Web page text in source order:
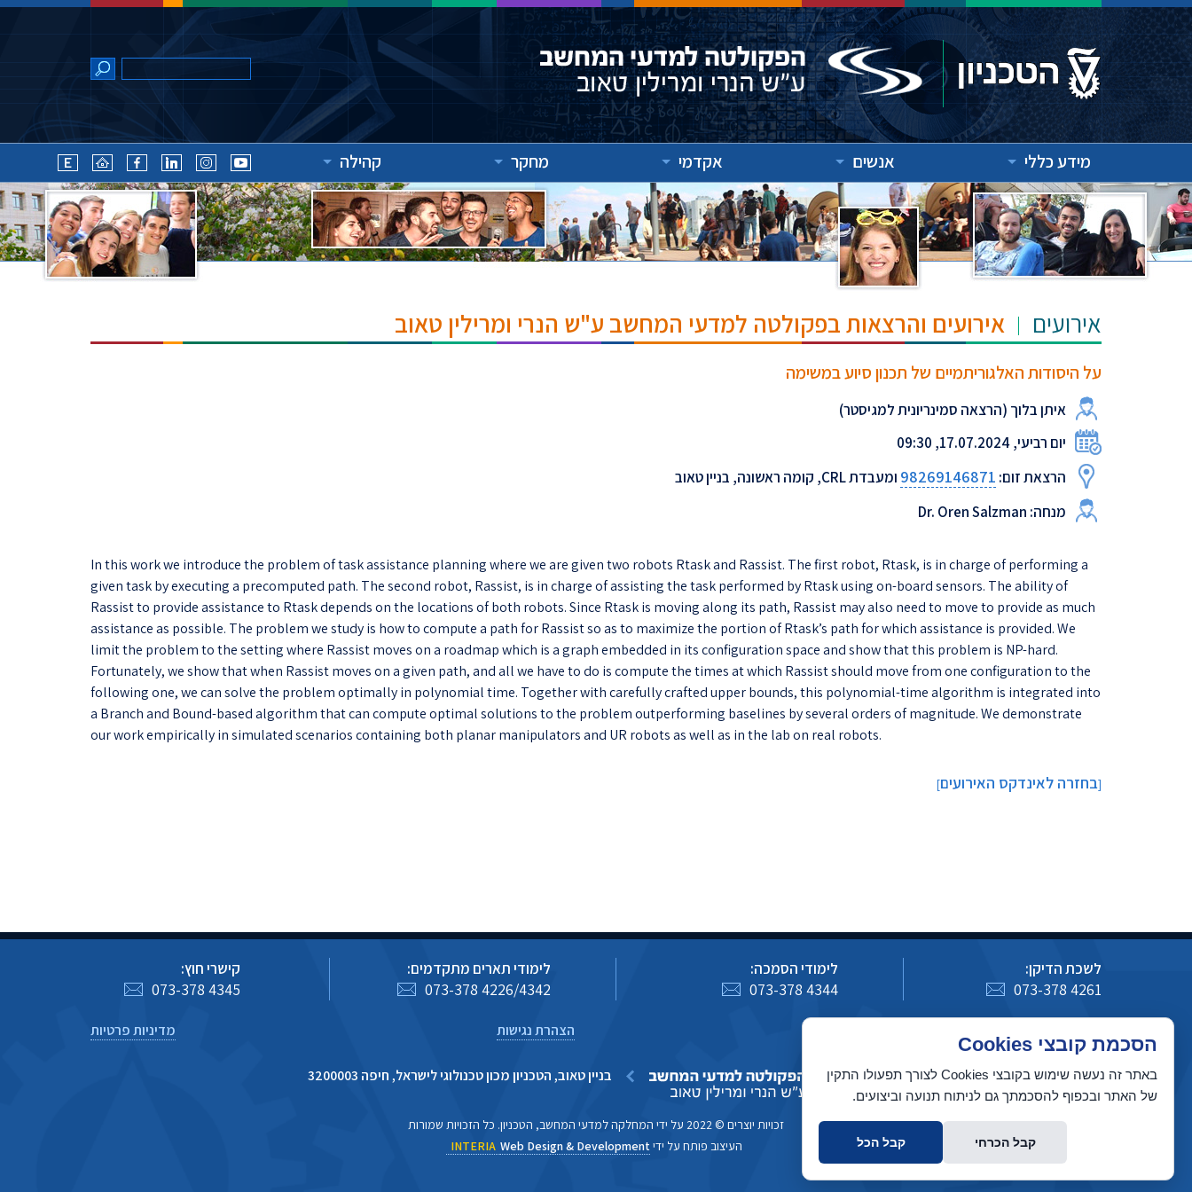
מידע כללי אנשים אקדמי מחקר קהילה
אירועים אירועים והרצאות בפקולטה למדעי המחשב ע"ש הנרי ומרילין טאוב
על היסודות האלגוריתמיים של תכנון סיוע במשימה
איתן בלוך (הרצאה סמינריונית למגיסטר)
יום רביעי, 17.07.2024, 09:30
הרצאת זום: 98269146871 ומעבדת CRL, קומה ראשונה, בניין טאוב
מנחה: Dr. Oren Salzman
In this work we introduce the problem of task assistance planning where we are given two robots Rtask and Rassist. The first robot, Rtask, is in charge of performing a
given task by executing a precomputed path. The second robot, Rassist, is in charge of assisting the task performed by Rtask using on-board sensors. The ability of
Rassist to provide assistance to Rtask depends on the locations of both robots. Since Rtask is moving along its path, Rassist may also need to move to provide as much
assistance as possible. The problem we study is how to compute a path for Rassist so as to maximize the portion of Rtask’s path for which assistance is provided. We
limit the problem to the setting where Rassist moves on a roadmap which is a graph embedded in its configuration space and show that this problem is NP-hard.
Fortunately, we show that when Rassist moves on a given path, and all we have to do is compute the times at which Rassist should move from one configuration to the
following one, we can solve the problem optimally in polynomial time. Together with carefully crafted upper bounds, this polynomial-time algorithm is integrated into
a Branch and Bound-based algorithm that can compute optimal solutions to the problem outperforming baselines by several orders of magnitude. We demonstrate
our work empirically in simulated scenarios containing both planar manipulators and UR robots as well as in the lab on real robots.
[בחזרה לאינדקס האירועים]
לשכת הדיקן:
073-378 4261
לימודי הסמכה:
073-378 4344
לימודי תארים מתקדמים:
073-378 4226/4342
קישרי חוץ:
073-378 4345
הצהרת נגישות מדיניות פרטיות
בניין טאוב, הטכניון מכון טכנולוגי לישראל, חיפה 3200003
זכויות יוצרים © 2022 על ידי המחלקה למדעי המחשב, הטכניון. כל הזכויות שמורות
העיצוב פותח על ידי
INTERIA Web Design & Development
הסכמת קובצי Cookies
באתר זה נעשה שימוש בקובצי Cookies לצורך תפעולו התקין
של האתר ובכפוף להסכמתך גם לניתוח תנועה וביצועים.
קבל הכל קבל הכרחי